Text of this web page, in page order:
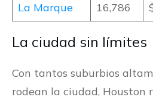
La Marque
16,786
La ciudad sin límites
Con tantos suburbios
rodean la ciudad, Houston